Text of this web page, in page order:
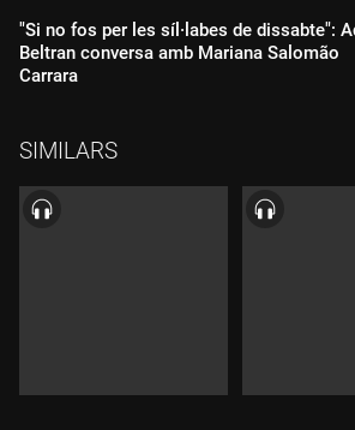
"Si no fos per les síl·labes de dissabte":
Beltran conversa amb Mariana Salomão
Carrara
Durada:
SIMILARS